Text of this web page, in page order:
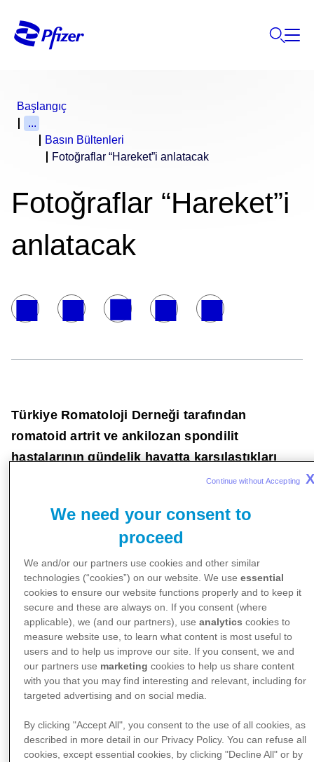
Başlangıç
...
Basın Bültenleri
Fotoğraflar “Hareket”i anlatacak
Fotoğraflar “Hareket”i
anlatacak
Türkiye Romatoloji Derneği tarafından
romatoid artrit ve ankilozan spondilit
hastalarının gündelik hayatta karşılaştıkları
zorluklara dikkat çekmek amacıyla 2010
fotoğraf yarışması bu yıl “Hareket Hayattır”
teması altında yapılıyor. Pfizer İnflamasyon’un
koşulsuz katkılarıyla düzenlenen ve geleneksel
olarak konusu hareket olan hekim ve
hemşirelerin katılımıyla gerçekleşen yarışma
bu yıl ilk kez hastalara da açık.
We need your consent to
proceed
We and/or our partners use cookies and other similar
technologies (“cookies”) on our website. We use essential
cookies to ensure our website functions properly and to keep it
secure and these are always on. If you consent (where
applicable), we (and our partners), use analytics cookies to
measure website use, to learn what content is most useful to
users and to help us improve our site. If you consent, we and
our partners use marketing cookies to help us share content
with you that you may find interesting and relevant, including for
targeted advertising and on social media.
By clicking "Accept All", you consent to the use of all cookies, as
described in more detail in our Privacy Policy. You can refuse all
cookies, except essential cookies, by clicking "Decline All" or by
Continue without Accepting